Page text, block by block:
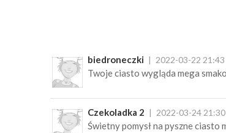
biedroneczki 2022-03-22 21:43
Twoje ciasto wygląda mega
Czekoladka 2 2022-03-24 21:30
Świetny pomysł na pyszne ciasto